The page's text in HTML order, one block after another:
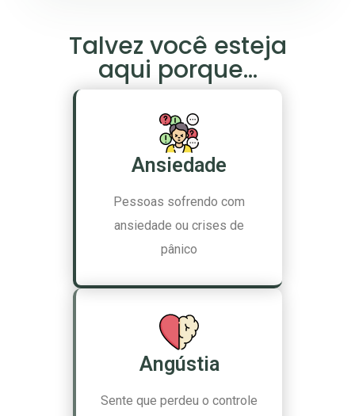
Talvez você esteja
aqui porque...
Ansiedade
Pessoas sofrendo com
ansiedade ou crises de
pânico
Angústia
Sente que perdeu o controle